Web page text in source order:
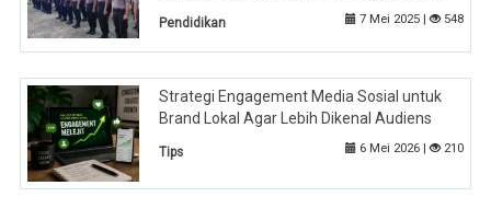
Pendidikan 7 Mei 2025 | 548
Strategi Engagement Media Sosial untuk
Brand Lokal Agar Lebih Dikenal Audiens
Tips 6 Mei 2026 | 210